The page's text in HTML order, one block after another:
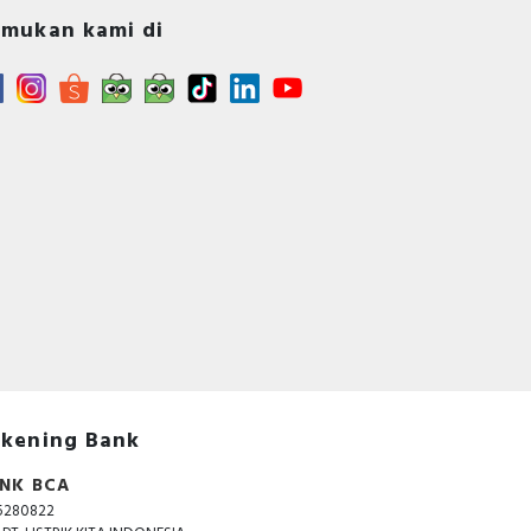
kami di
Bank
BCA